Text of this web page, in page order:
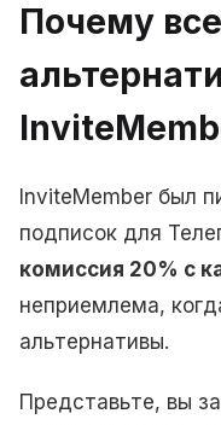
Почему
InviteMember был
подписок для
комиссия 20% с
неприемлема,
альтернативы.
Представьте, вы